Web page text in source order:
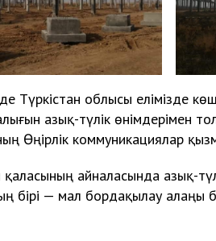
Түркістан облысы елімізде
азық-түлік өнімдерімен
Өңірлік коммуникациялар
айналасында азық-
бірі — мал бордақылау алаңы